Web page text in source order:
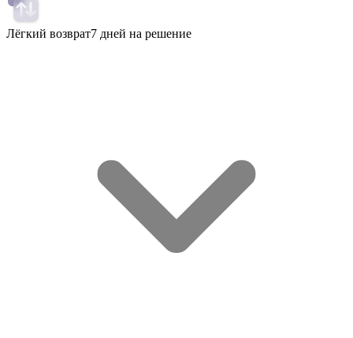
Лёгкий возврат7 дней на решение